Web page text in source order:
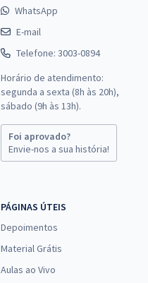
WhatsApp
E-mail
Telefone: 3003-0894
Horário de atendimento:
segunda a sexta (8h às 20h),
sábado (9h às 13h).
Foi aprovado?
Envie-nos a sua história!
PÁGINAS ÚTEIS
Depoimentos
Material Grátis
Aulas ao Vivo